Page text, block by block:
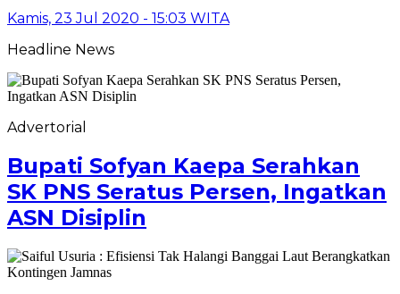
Kamis, 23 Jul 2020 - 15:03 WITA
Headline News
Advertorial
Bupati Sofyan Kaepa Serahkan
SK PNS Seratus Persen, Ingatkan
ASN Disiplin